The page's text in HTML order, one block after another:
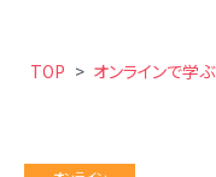
TOP > オンラインで学ぶ